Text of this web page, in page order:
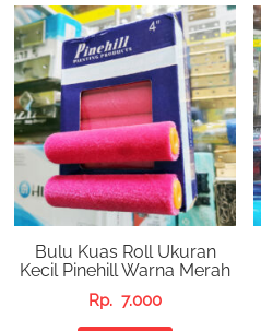
Bulu Kuas Roll Ukuran
Kecil Pinehill Warna Merah
Rp. 7.000